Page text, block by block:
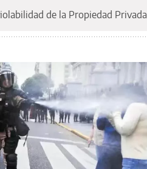
de la Propiedad Privada